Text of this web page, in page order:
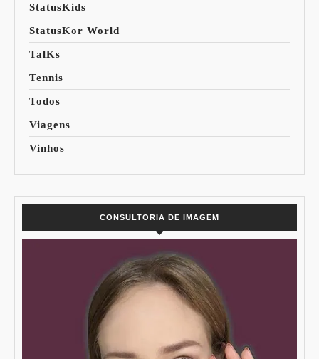
StatusKids
StatusKor World
TalKs
Tennis
Todos
Viagens
Vinhos
CONSULTORIA DE IMAGEM